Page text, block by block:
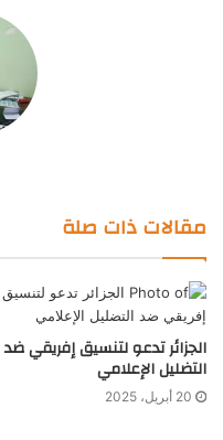
مقالات ذات صلة
الجزائر تدعو لتنسيق إفريقي ضد
التضليل الإعلامي
20 أبريل، 2025